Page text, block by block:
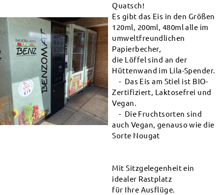
Quatsch!
Es gibt das Eis in den Größen
120ml, 200ml, 480ml alle im
umweltfreundlichen
Papierbecher,
die Löffel sind an der
Hüttenwand im Lila-Spender.
- Das Eis am Stiel ist BIO-
Zertifiziert, Laktosefrei und
Vegan.
- Die Fruchtsorten sind
auch Vegan, genauso wie die
Sorte Nougat
Mit Sitzgelegenheit ein
idealer Rastplatz
für Ihre Ausflüge.